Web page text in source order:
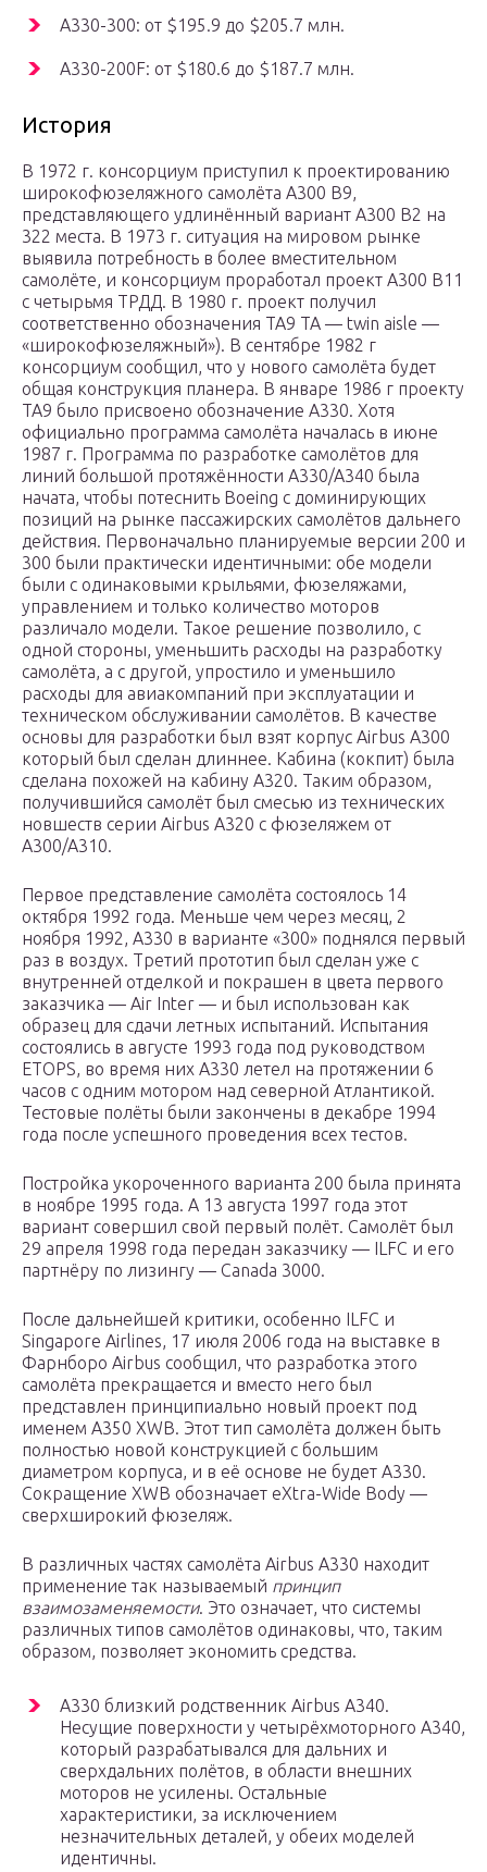
A330-300: от $195.9 до $205.7 млн.
A330-200F: от $180.6 до $187.7 млн.
История
В 1972 г. консорциум приступил к проектированию
широкофюзеляжного самолёта А300 В9,
представляющего удлинённый вариант А300 В2 на
322 места. В 1973 г. ситуация на мировом рынке
выявила потребность в более вместительном
самолёте, и консорциум проработал проект А300 В11
с четырьмя ТРДД. В 1980 г. проект получил
соответственно обозначения ТА9 ТА — twin aisle —
«широкофюзеляжный»). В сентябре 1982 г
консорциум сообщил, что у нового самолёта будет
общая конструкция планера. В январе 1986 г проекту
ТА9 было присвоено обозначение А330. Хотя
официально программа самолёта началась в июне
1987 г. Программа по разработке самолётов для
линий большой протяжённости A330/A340 была
начата, чтобы потеснить Boeing с доминирующих
позиций на рынке пассажирских самолётов дальнего
действия. Первоначально планируемые версии 200 и
300 были практически идентичными: обе модели
были с одинаковыми крыльями, фюзеляжами,
управлением и только количество моторов
различало модели. Такое решение позволило, с
одной стороны, уменьшить расходы на разработку
самолёта, а с другой, упростило и уменьшило
расходы для авиакомпаний при эксплуатации и
техническом обслуживании самолётов. В качестве
основы для разработки был взят корпус Airbus A300
который был сделан длиннее. Кабина (кокпит) была
сделана похожей на кабину A320. Таким образом,
получившийся самолёт был смесью из технических
новшеств серии Airbus A320 с фюзеляжем от
A300/A310.
Первое представление самолёта состоялось 14
октября 1992 года. Меньше чем через месяц, 2
ноября 1992, A330 в варианте «300» поднялся первый
раз в воздух. Третий прототип был сделан уже с
внутренней отделкой и покрашен в цвета первого
заказчика — Air Inter — и был использован как
образец для сдачи летных испытаний. Испытания
состоялись в августе 1993 года под руководством
ETOPS, во время них A330 летел на протяжении 6
часов с одним мотором над северной Атлантикой.
Тестовые полёты были закончены в декабре 1994
года после успешного проведения всех тестов.
Постройка укороченного варианта 200 была принята
в ноябре 1995 года. А 13 августа 1997 года этот
вариант совершил свой первый полёт. Самолёт был
29 апреля 1998 года передан заказчику — ILFC и его
партнёру по лизингу — Canada 3000.
После дальнейшей критики, особенно ILFC и
Singapore Airlines, 17 июля 2006 года на выставке в
Фарнборо Airbus сообщил, что разработка этого
самолёта прекращается и вместо него был
представлен принципиально новый проект под
именем A350 XWB. Этот тип самолёта должен быть
полностью новой конструкцией с большим
диаметром корпуса, и в её основе не будет A330.
Сокращение XWB обозначает eXtra-Wide Body —
сверхширокий фюзеляж.
В различных частях самолёта Airbus A330 находит
применение так называемый принцип
взаимозаменяемости. Это означает, что системы
различных типов самолётов одинаковы, что, таким
образом, позволяет экономить средства.
A330 близкий родственник Airbus A340.
Несущие поверхности у четырёхмоторного A340,
который разрабатывался для дальних и
сверхдальних полётов, в области внешних
моторов не усилены. Остальные
характеристики, за исключением
незначительных деталей, у обеих моделей
идентичны.